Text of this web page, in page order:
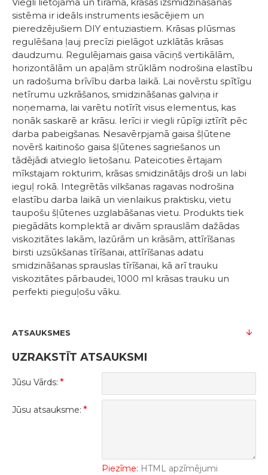
sistēma ir ideāls instruments iesācējiem un
pieredzējušiem DIY entuziastiem. Krāsas plūsmas
regulēšana ļauj precīzi pielāgot uzklātās krāsas
daudzumu. Regulējamais gaisa vāciņš vertikālām,
horizontālām un apaļām strūklām nodrošina elastību
un radošuma brīvību darba laikā. Lai novērstu spītīgu
netīrumu uzkrāšanos, smidzināšanas galviņa ir
noņemama, lai varētu notīrīt visus elementus, kas
nonāk saskarē ar krāsu. Ierīci ir viegli rūpīgi iztīrīt pēc
darba pabeigšanas. Nesavērpjamā gaisa šļūtene
novērš kaitinošo gaisa šļūtenes sagriešanos un
tādējādi atvieglo lietošanu. Pateicoties ērtajam
mīkstajam rokturim, krāsas smidzinātājs droši un labi
ieguļ rokā. Integrētās vilkšanas ragavas nodrošina
elastību darba laikā un vienlaikus praktisku, vietu
taupošu šļūtenes uzglabāšanas vietu. Produkts tiek
piegādāts komplektā ar divām sprauslām dažādas
viskozitātes lakām, lazūrām un krāsām, attīrīšanas
birsti uzsūkšanas tīrīšanai, attīrīšanas adatu
smidzināšanas sprauslas tīrīšanai, kā arī trauku
viskozitātes pārbaudei, 1000 ml krāsas trauku un
perfekti pieguļošu vāku.
ATSAUKSMES
UZRAKSTĪT ATSAUKSMI
Jūsu Vārds:
Jūsu atsauksme:
Piezīme: HTML apzīmējumi